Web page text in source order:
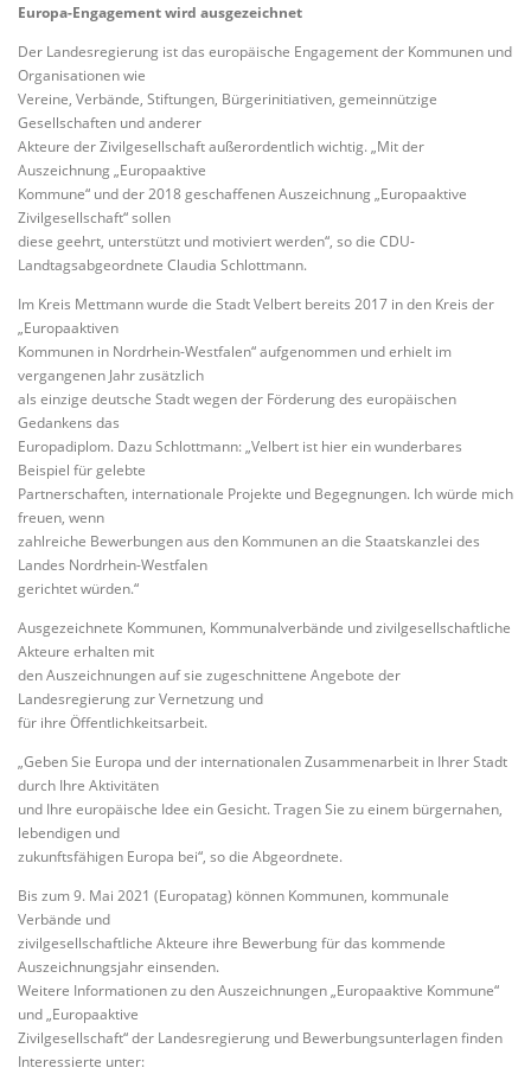
Europa-Engagement wird ausgezeichnet
Der Landesregierung ist das europäische Engagement der Kommunen und
Organisationen wie
Vereine, Verbände, Stiftungen, Bürgerinitiativen, gemeinnützige
Gesellschaften und anderer
Akteure der Zivilgesellschaft außerordentlich wichtig. „Mit der
Auszeichnung „Europaaktive
Kommune“ und der 2018 geschaffenen Auszeichnung „Europaaktive
Zivilgesellschaft“ sollen
diese geehrt, unterstützt und motiviert werden“, so die CDU-
Landtagsabgeordnete Claudia Schlottmann.
Im Kreis Mettmann wurde die Stadt Velbert bereits 2017 in den Kreis der
„Europaaktiven
Kommunen in Nordrhein-Westfalen“ aufgenommen und erhielt im
vergangenen Jahr zusätzlich
als einzige deutsche Stadt wegen der Förderung des europäischen
Gedankens das
Europadiplom. Dazu Schlottmann: „Velbert ist hier ein wunderbares
Beispiel für gelebte
Partnerschaften, internationale Projekte und Begegnungen. Ich würde mich
freuen, wenn
zahlreiche Bewerbungen aus den Kommunen an die Staatskanzlei des
Landes Nordrhein-Westfalen
gerichtet würden.“
Ausgezeichnete Kommunen, Kommunalverbände und zivilgesellschaftliche
Akteure erhalten mit
den Auszeichnungen auf sie zugeschnittene Angebote der
Landesregierung zur Vernetzung und
für ihre Öffentlichkeitsarbeit.
„Geben Sie Europa und der internationalen Zusammenarbeit in Ihrer Stadt
durch Ihre Aktivitäten
und Ihre europäische Idee ein Gesicht. Tragen Sie zu einem bürgernahen,
lebendigen und
zukunftsfähigen Europa bei“, so die Abgeordnete.
Bis zum 9. Mai 2021 (Europatag) können Kommunen, kommunale
Verbände und
zivilgesellschaftliche Akteure ihre Bewerbung für das kommende
Auszeichnungsjahr einsenden.
Weitere Informationen zu den Auszeichnungen „Europaaktive Kommune“
und „Europaaktive
Zivilgesellschaft“ der Landesregierung und Bewerbungsunterlagen finden
Interessierte unter: